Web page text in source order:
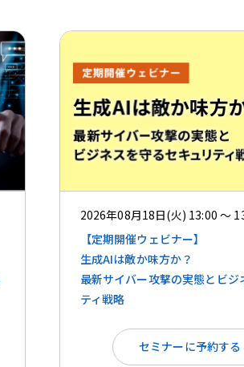
2026年08月18日(火) 13:00 ～
【定期開催ウェビナー】
生成AIは敵か味方か？ ​​
最新サイバー攻撃の実態とビジ
ティ戦略
セミナーに予約する